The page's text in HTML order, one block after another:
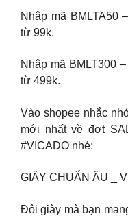
Nhập mã BMLTA50
từ 99k.
Nhập mã BMLT300
từ 499k.
Vào shopee nhắc
mới nhất về đợt
#VICADO nhé:
GIẦY CHUẨN ÂU _
Đôi giày mà bạn